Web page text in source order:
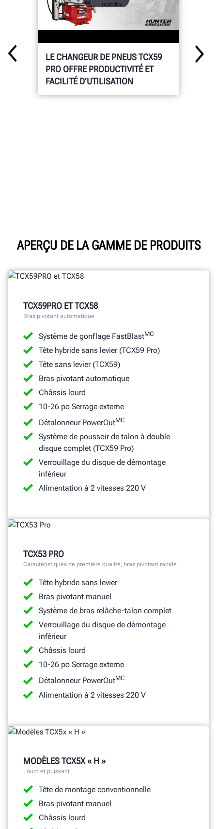
LE CHANGEUR DE PNEUS TCX59
PRO OFFRE PRODUCTIVITÉ ET
FACILITÉ D’UTILISATION
APERÇU DE LA GAMME DE PRODUITS
TCX59PRO ET TCX58
Bras pivotant automatique
Système de gonflage FastBlastMC
Tête hybride sans levier (TCX59 Pro)
Tête sans levier (TCX59)
Bras pivotant automatique
Châssis lourd
10-26 po Serrage externe
Détalonneur PowerOutMC
Système de poussoir de talon à double
disque complet (TCX59 Pro)
Verrouillage du disque de démontage
inférieur
Alimentation à 2 vitesses 220 V
TCX53 PRO
Caractéristiques de première qualité, bras pivotant rapide
Tête hybride sans levier
Bras pivotant manuel
Système de bras relâche-talon complet
Verrouillage du disque de démontage
inférieur
Châssis lourd
10-26 po Serrage externe
Détalonneur PowerOutMC
Alimentation à 2 vitesses 220 V
MODÈLES TCX5X « H »
Lourd et puissant
Tête de montage conventionnelle
Bras pivotant manuel
Châssis lourd